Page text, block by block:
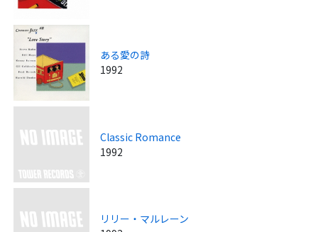
ある愛の詩
1992
Classic Romance
1992
リリー・マルレーン